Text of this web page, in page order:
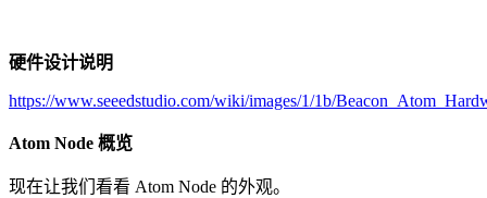
硬件设计说明
https://www.seeedstudio.com/wiki/images/1/1b/
Atom Node 概览
现在让我们看看 Atom Node 的外观。